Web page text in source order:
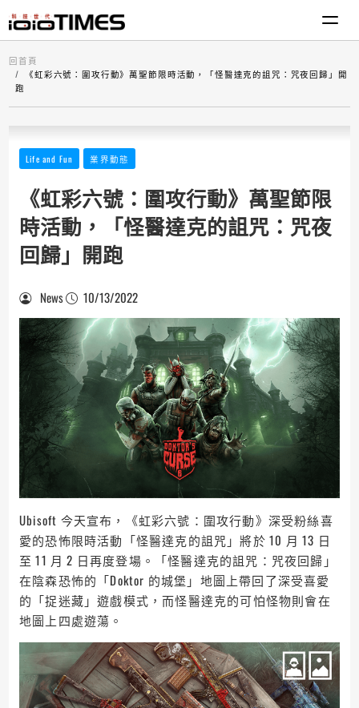
回首頁
《虹彩六號：圍攻行動》萬聖節限時活動，「怪醫達克的詛咒：咒夜回歸」開
跑
Life and Fun 業界動態
《虹彩六號：圍攻行動》萬聖節限
時活動，「怪醫達克的詛咒：咒夜
回歸」開跑
News 10/13/2022
Ubisoft 今天宣布，《虹彩六號：圍攻行動》深受粉絲喜
愛的恐怖限時活動「怪醫達克的詛咒」將於 10 月 13 日
至 11 月 2 日再度登場。「怪醫達克的詛咒：咒夜回歸」
在陰森恐怖的「Doktor 的城堡」地圖上帶回了深受喜愛
的「捉迷藏」遊戲模式，而怪醫達克的可怕怪物則會在
地圖上四處遊蕩。